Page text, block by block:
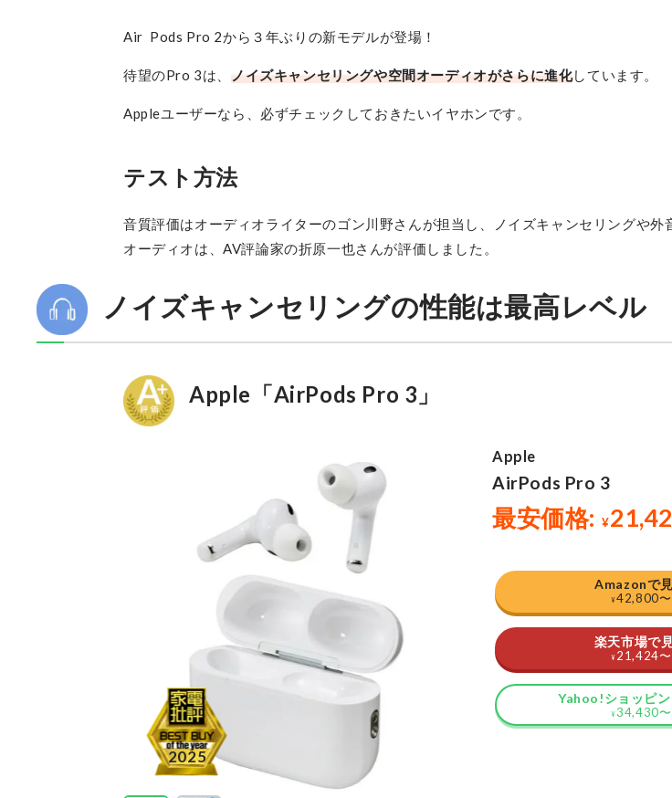
Air Pods Pro 2から３年ぶりの新モデルが登場！
待望のPro 3は、 ノイズキャンセリングや空間オーディオがさらに進化しています。
Appleユーザーなら、必ずチェックしておきたいイヤホンです。
テスト方法
音質評価はオーディオライターのゴン川野さんが担当し、ノイズキャンセリングや外
オーディオは、AV評論家の折原一也さんが評価しました。
ノイズキャンセリングの性能は最高レベル
Apple「AirPods Pro 3」
Amazonで
¥42,800〜
楽天市場で
¥ 21,424〜
Yahoo!ショッピン
¥34,430〜